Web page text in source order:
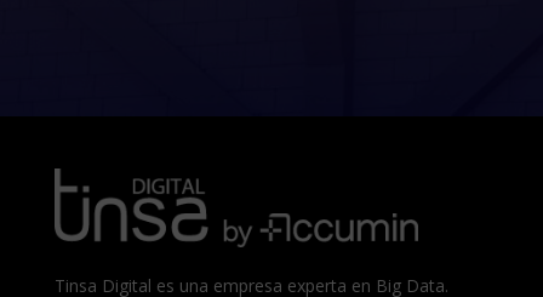
Tinsa Digital es una empresa experta en Big Data.